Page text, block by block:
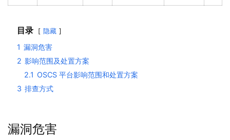
目录 隐藏
1 漏洞危害
2 影响范围及处置方案
2.1 OSCS 平台影响范围和处置方案
3 排查方式
漏洞危害